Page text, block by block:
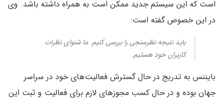
است که این سیستم جدید ممکن است به همراه داشته باشد. وی
در این خصوص گفته است:
باید نتیجه نظرسنجی را بررسی کنیم. ما شنوای نظرات
کاربران خود هستیم.
بایننس به تدریج در حال گسترش فعالیت‌های خود در سراسر
جهان بوده و در حال کسب مجوزهای لازم برای فعالیت و ثبت این